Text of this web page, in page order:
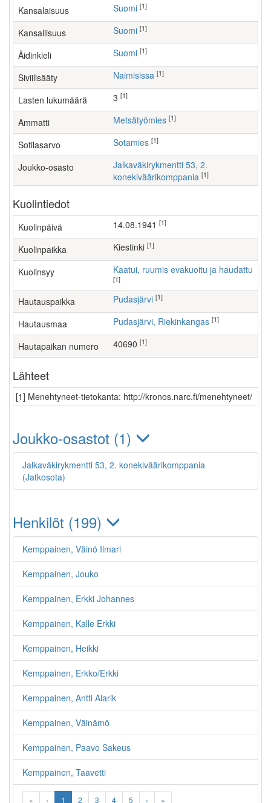
Kansalaisuus Suomi [1]
Kansallisuus Suomi [1]
Äidinkieli Suomi [1]
Siviilisääty Naimisissa [1]
Lasten lukumäärä [1]
Ammatti metsätyömies [1]
Sotilasarvo Sotamies [1]
Joukko-osasto
Jalkaväkirykmentti 53, 2.
konekiväärikomppania [1]
Kuolintiedot
Kuolinpäivä 14.08.1941 [1]
Kuolinpaikka Kiestinki [1]
Kuolinsyy Kaatui, ruumis evakuoitu ja haudattu
[1]
Hautauspaikka Pudasjärvi [1]
Hautausmaa Pudasjärvi, Riekinkangas [1]
Hautapaikan numero 40690 [1]
Lähteet
[1] Menehtyneet-tietokanta: http://kronos.narc.fi/menehtyneet/
Joukko-osastot (1)
Jalkaväkirykmentti 53, 2. konekiväärikomppania
(Jatkosota)
Henkilöt (199)
Kemppainen, Väinö Ilmari
Kemppainen, Jouko
Kemppainen, Erkki Johannes
Kemppainen, Kalle Erkki
Kemppainen, Heikki
Kemppainen, Erkko/Erkki
Kemppainen, Antti Alarik
Kemppainen, Väinämö
Kemppainen, Paavo Sakeus
Kemppainen, Taavetti
« ‹ 1 2 3 4 5 › »